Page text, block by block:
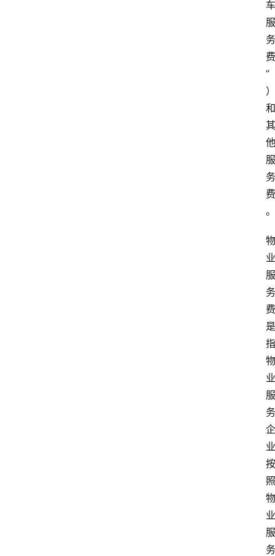
车
服
务
费
”
）
和
其
他
服
务
费
。
物
业
服
务
费
是
指
物
业
服
务
企
业
按
照
物
业
服
务